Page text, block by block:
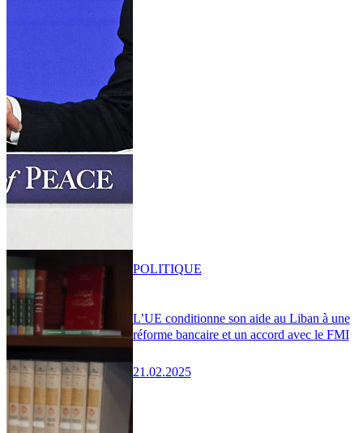
L’UE conditionne son aide au Liban à une
réforme bancaire et un accord avec le FMI
21.02.2025
POLITIQUE